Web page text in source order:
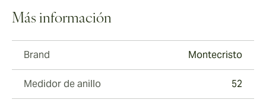
Más información
Brand Montecristo
Medidor de anillo 52